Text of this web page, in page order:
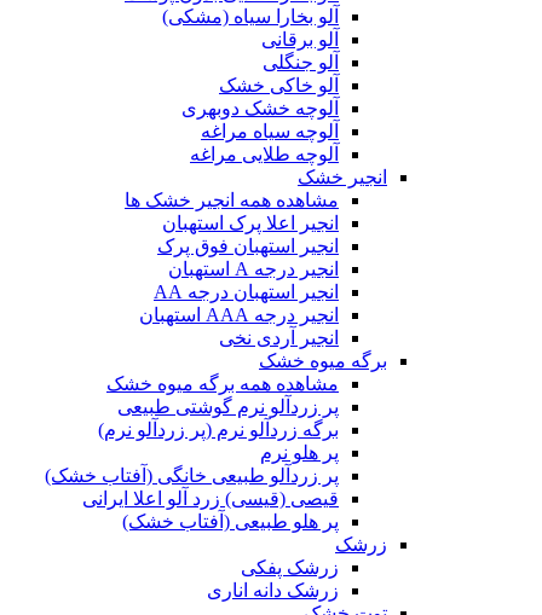
آلو بخارا سیاه (مشکی)
آلو برقانی
آلو جنگلی
آلو خاکی خشک
آلوچه خشک دوبهری
آلوچه سیاه مراغه
آلوچه طلایی مراغه
انجیر خشک
مشاهده همه انجیر خشک ها
انجیر اعلا پرک استهبان
انجیر استهبان فوق پرک
انجیر درجه A استهبان
انجیر استهبان درجه AA
انجیر درجه AAA استهبان
انجیر آردی نخی
برگه میوه خشک
مشاهده همه برگه میوه خشک
پر زردآلو نرم گوشتی طبیعی
برگه زردآلو نرم (پر زردآلو نرم)
پر هلو نرم
پر زردآلو طبیعی خانگی (آفتاب خشک)
قیصی (قیسی) زرد آلو اعلا ایرانی
پر هلو طبیعی (آفتاب خشک)
زرشک
زرشک پفکی
زرشک دانه اناری